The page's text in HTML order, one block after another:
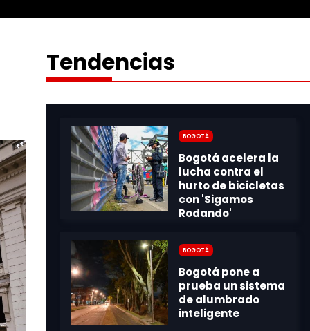
Tendencias
Bogotá
Bogotá